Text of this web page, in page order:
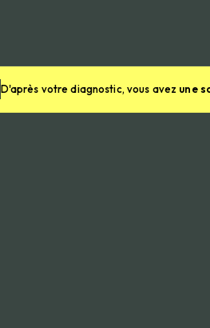
D'après votre diagnostic, vous avez une